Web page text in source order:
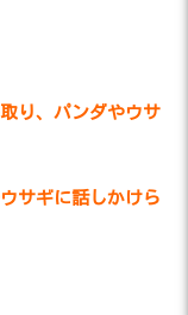
り、パンダやウサ
サギに話しかけら